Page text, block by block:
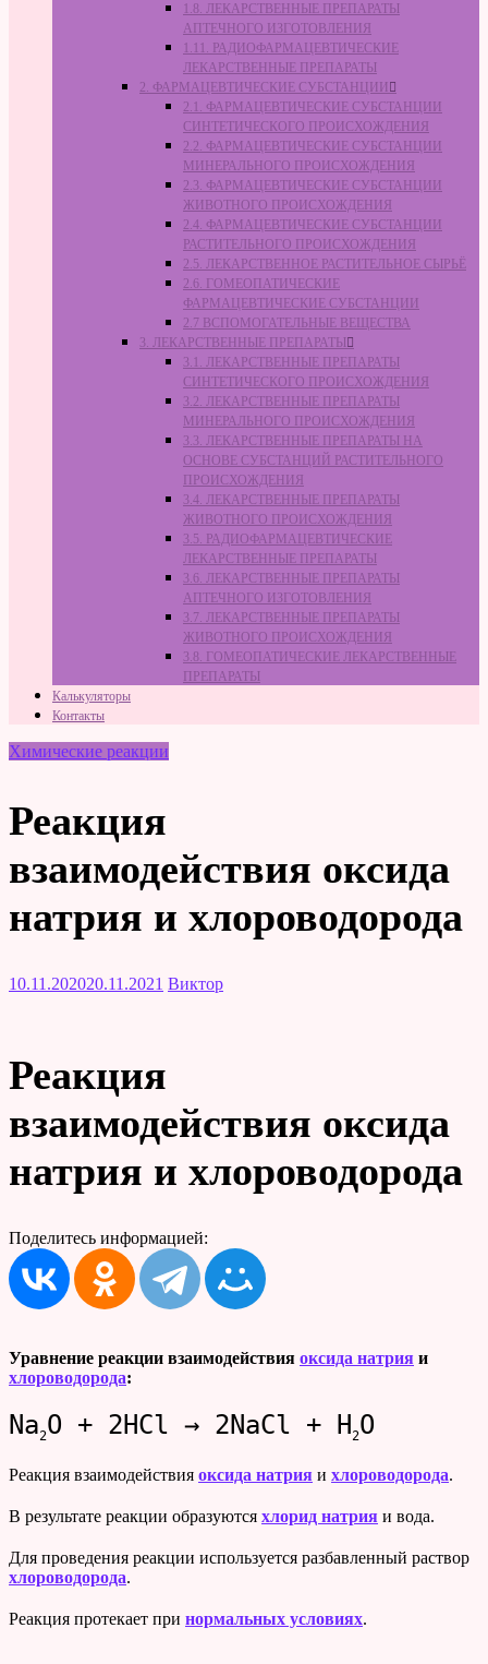
1.8. ЛЕКАРСТВЕННЫЕ ПРЕПАРАТЫ
АПТЕЧНОГО ИЗГОТОВЛЕНИЯ
1.11. РАДИОФАРМАЦЕВТИЧЕСКИЕ
ЛЕКАРСТВЕННЫЕ ПРЕПАРАТЫ
2. ФАРМАЦЕВТИЧЕСКИЕ СУБСТАНЦИИ
2.1. ФАРМАЦЕВТИЧЕСКИЕ СУБСТАНЦИИ
СИНТЕТИЧЕСКОГО ПРОИСХОЖДЕНИЯ
2.2. ФАРМАЦЕВТИЧЕСКИЕ СУБСТАНЦИИ
МИНЕРАЛЬНОГО ПРОИСХОЖДЕНИЯ
2.3. ФАРМАЦЕВТИЧЕСКИЕ СУБСТАНЦИИ
ЖИВОТНОГО ПРОИСХОЖДЕНИЯ
2.4. ФАРМАЦЕВТИЧЕСКИЕ СУБСТАНЦИИ
РАСТИТЕЛЬНОГО ПРОИСХОЖДЕНИЯ
2.5. ЛЕКАРСТВЕННОЕ РАСТИТЕЛЬНОЕ СЫРЬЁ
2.6. ГОМЕОПАТИЧЕСКИЕ
ФАРМАЦЕВТИЧЕСКИЕ СУБСТАНЦИИ
2.7 ВСПОМОГАТЕЛЬНЫЕ ВЕЩЕСТВА
3. ЛЕКАРСТВЕННЫЕ ПРЕПАРАТЫ
3.1. ЛЕКАРСТВЕННЫЕ ПРЕПАРАТЫ
СИНТЕТИЧЕСКОГО ПРОИСХОЖДЕНИЯ
3.2. ЛЕКАРСТВЕННЫЕ ПРЕПАРАТЫ
МИНЕРАЛЬНОГО ПРОИСХОЖДЕНИЯ
3.3. ЛЕКАРСТВЕННЫЕ ПРЕПАРАТЫ НА
ОСНОВЕ СУБСТАНЦИЙ РАСТИТЕЛЬНОГО
ПРОИСХОЖДЕНИЯ
3.4. ЛЕКАРСТВЕННЫЕ ПРЕПАРАТЫ
ЖИВОТНОГО ПРОИСХОЖДЕНИЯ
3.5. РАДИОФАРМАЦЕВТИЧЕСКИЕ
ЛЕКАРСТВЕННЫЕ ПРЕПАРАТЫ
3.6. ЛЕКАРСТВЕННЫЕ ПРЕПАРАТЫ
АПТЕЧНОГО ИЗГОТОВЛЕНИЯ
3.7. ЛЕКАРСТВЕННЫЕ ПРЕПАРАТЫ
ЖИВОТНОГО ПРОИСХОЖДЕНИЯ
3.8. ГОМЕОПАТИЧЕСКИЕ ЛЕКАРСТВЕННЫЕ
ПРЕПАРАТЫ
Калькуляторы
Контакты
Химические реакции
Реакция
взаимодействия оксида
натрия и хлороводорода
10.11.202020.11.2021 Виктор
Реакция
взаимодействия оксида
натрия и хлороводорода
Поделитесь информацией:
Уравнение реакции взаимодействия оксида натрия и
хлороводорода:
Na2O + 2HCl → 2NaCl + H 2O
Реакция взаимодействия оксида натрия и хлороводорода.
В результате реакции образуются хлорид натрия и вода.
Для проведения реакции используется разбавленный раствор
хлороводорода.
Реакция протекает при нормальных условиях.